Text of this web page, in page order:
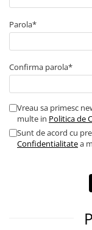
Blocuri de masura
Butoane
Buton ciuperca
Contactor modular
Descarcatoare
Echipamente de
Intrerupatoare
Parola*
Confirma parola*
Vreau sa primesc
multe in Politica de
Sunt de acord cu
Confidentialitatea